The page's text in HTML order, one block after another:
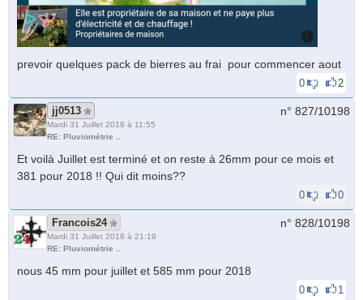
prevoir quelques pack de bierres au frai pour commencer aout
0 2
jj0513
Mardi 31 Juillet 2018 à 11:55
RE: Pluviométrie ..
n° 827/10198
Et voilà Juillet est terminé et on reste à 26mm pour ce mois et
381 pour 2018 !! Qui dit moins??
0 0
Francois24
Mardi 31 Juillet 2018 à 21:19
RE: Pluviométrie ..
n° 828/10198
nous 45 mm pour juillet et 585 mm pour 2018
0 1